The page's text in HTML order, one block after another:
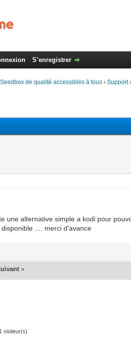
S’enregistrer
de qualité accessibles à tous › Support
une alternative simple a kodi pour
.... merci d'avance
»
visiteur(s)